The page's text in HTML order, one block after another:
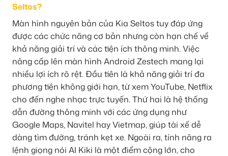
Seltos?
Màn hình nguyên bản của Kia Seltos tuy đáp ứng
được các chức năng cơ bản nhưng còn hạn chế về
khả năng giải trí và các tiện ích thông minh. Việc
nâng cấp lên màn hình Android Zestech mang lại
nhiều lợi ích rõ rệt. Đầu tiên là khả năng giải trí đa
phương tiện không giới hạn, từ xem YouTube, Netflix
cho đến nghe nhạc trực tuyến. Thứ hai là hệ thống
dẫn đường thông minh với các ứng dụng như
Google Maps, Navitel hay Vietmap, giúp tài xế dễ
dàng tìm đường, tránh kẹt xe. Ngoài ra, tính năng ra
lệnh giọng nói AI Kiki là một điểm cộng lớn, cho